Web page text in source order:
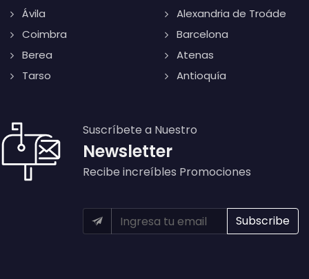
Ávila
Coimbra
Berea
Tarso
Alexandria de Troáde
Barcelona
Atenas
Antioquía
Suscríbete a Nuestro
Newsletter
Recibe increíbles Promociones